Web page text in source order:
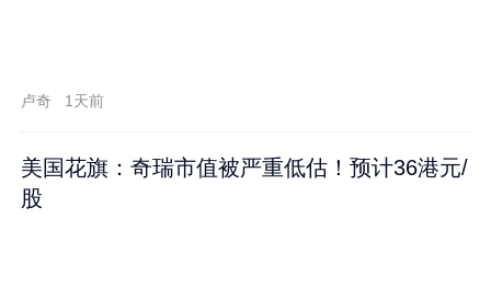
卢奇 1天前
美国花旗：奇瑞市值被严重低估！预计36港元/
股